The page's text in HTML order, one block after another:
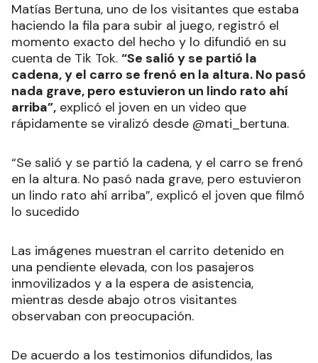
Matías Bertuna, uno de los visitantes que estaba
haciendo la fila para subir al juego, registró el
momento exacto del hecho y lo difundió en su
cuenta de Tik Tok. “Se salió y se partió la
cadena, y el carro se frenó en la altura. No pasó
nada grave, pero estuvieron un lindo rato ahí
arriba”, explicó el joven en un video que
rápidamente se viralizó desde @mati_bertuna.
“Se salió y se partió la cadena, y el carro se frenó
en la altura. No pasó nada grave, pero estuvieron
un lindo rato ahí arriba”, explicó el joven que filmó
lo sucedido
Las imágenes muestran el carrito detenido en
una pendiente elevada, con los pasajeros
inmovilizados y a la espera de asistencia,
mientras desde abajo otros visitantes
observaban con preocupación.
De acuerdo a los testimonios difundidos, las